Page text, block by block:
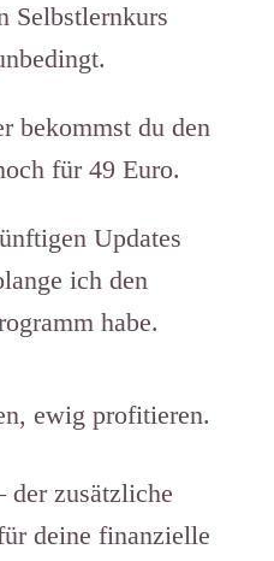
Selbstlernkurs
bekommst du den
für 49 Euro.
Updates
ich den
habe.
ewig profitieren.
der zusätzliche
deine finanzielle